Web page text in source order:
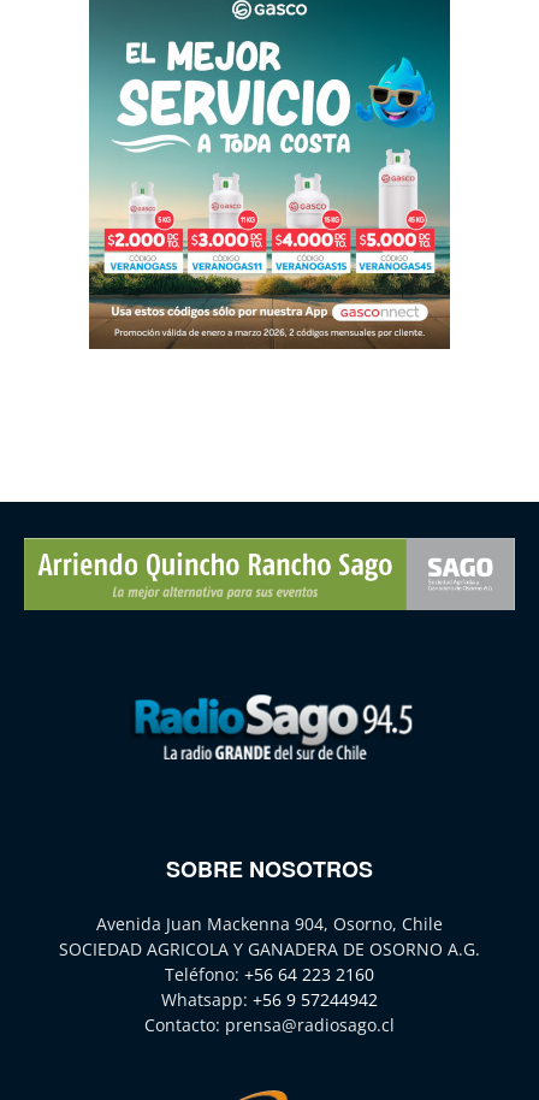
SOBRE NOSOTROS
Avenida Juan Mackenna 904, Osorno, Chile
SOCIEDAD AGRICOLA Y GANADERA DE OSORNO A.G.
Teléfono: +56 64 223 2160
Whatsapp: +56 9 57244942
Contacto: prensa@radiosago.cl